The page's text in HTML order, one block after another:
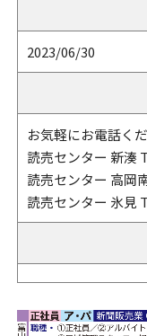
2023/06/30
お気軽にお電話くだ
読売センター 新湊
読売センター 高岡
読売センター 氷見